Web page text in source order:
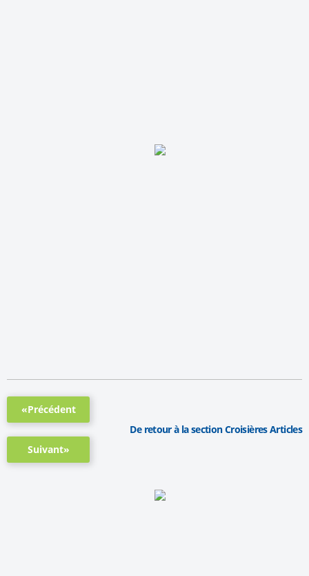
«Précédent
Suivant»
De retour à la section Croisières Articles